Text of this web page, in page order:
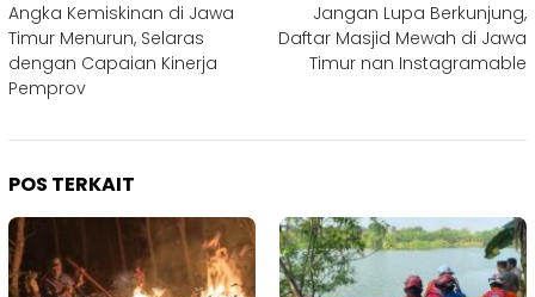
pos
Angka Kemiskinan di Jawa
Timur Menurun, Selaras
dengan Capaian Kinerja
Pemprov
Jangan Lupa Berkunjung,
Daftar Masjid Mewah di Jawa
Timur nan Instagramable
POS TERKAIT